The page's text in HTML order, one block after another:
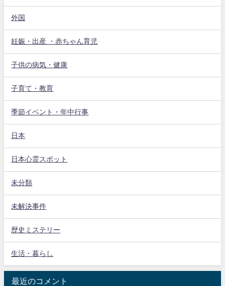
外国
妊娠・出産 ・赤ちゃん育児
子供の病気・健康
子育て・教育
季節イベント・年中行事
日本
日本心霊スポット
未分類
未解決事件
歴史ミステリー
生活・暮らし
最近のコメント